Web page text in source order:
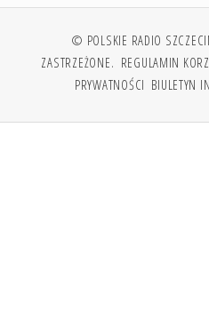
© POLSKIE RADIO
ZASTRZEŻONE. REGULAMIN
PRYWATNOŚCI BIULETYN